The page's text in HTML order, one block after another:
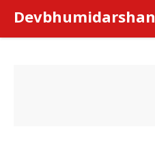
content
Devbhumidarshan